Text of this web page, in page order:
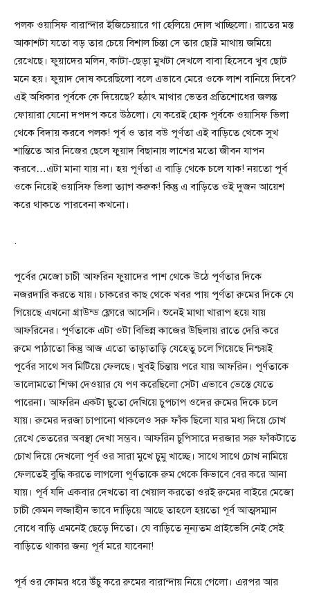
পলক ওয়াসিফ বারান্দার ইজিচেয়ারে গা হেলিয়ে দোল খাচ্ছিলো। রাতের মস্ত
আকাশটা যতো বড় তার চেয়ে বিশাল চিন্তা সে তার ছোট্ট মাথায় জমিয়ে
রেখেছে। ফুয়াদের মলিন, কাটা-ছেড়া মুখটা দেখলে বাবা হিসেবে খুব ছোট
মনে হয়। ফুয়াদ দোষ করেছিলো বলে এভাবে মেরে ওকে লাশ বানিয়ে দিবে?
এই অধিকার পূর্বকে কে দিয়েছে? হঠাৎ মাথার ভেতর প্রতিশোধের জলন্ত
ফোয়ারা যেনো দপদপ করে উঠলো। যে করেই হোক পূর্বকে ওয়াসিফ ভিলা
থেকে বিদায় করবে পলক! পূর্ব ও তার বউ পূর্ণতা এই বাড়িতে থেকে সুখ
শান্তিতে আর নিজের ছেলে ফুয়াদ বিছানায় লাশের মতো জীবন যাপন
করবে…এটা মানা যায় না। হয় পূর্ণতা এ বাড়ি থেকে চলে যাক! নয়তো পূর্ব
ওকে নিয়েই ওয়াসিফ ভিলা ত্যাগ করুক! কিন্তু এ বাড়িতে ওই দুজন আয়েশ
করে থাকতে পারবেনা কখনো।
.
পূর্বের মেজো চাচী আফরিন ফুয়াদের পাশ থেকে উঠে পূর্ণতার দিকে
নজরদারি করতে যায়। চাকরের কাছ থেকে খবর পায় পূর্ণতা রুমের দিকে যে
গিয়েছে এখনো গ্রাউন্ড ফ্লোরে আসেনি। শুনেই মাথা খারাপ হয়ে যায়
আফরিনের। পূর্ণতাকে এটা ওটা বিভিন্ন কাজের উছিলায় রাতে দেরি করে
রুমে পাঠাতো কিন্তু আজ এতো তাড়াতাড়ি যেহেতু চলে গিয়েছে নিশ্চয়ই
পূর্বের সাথে সব মিটিয়ে ফেলছে। খুবই চিন্তায় পরে যায় আফরিন। পূর্ণতাকে
ভালোমতো শিক্ষা দেওয়ার যে পণ করেছিলো সেটা এভাবে ভেস্তে যেতে
পারেনা। আফরিন একটা ছুতো দেখিয়ে চুপচাপ ওদের রুমের দিকে চলে
যায়। রুমের দরজা চাপানো থাকলেও সরু ফাঁক ছিলো যার মধ্য দিয়ে চোখ
রেখে ভেতরের অবস্থা দেখা সম্ভব। আফরিন চুপিসারে দরজার সরু ফাঁকটাতে
চোখ দিয়ে দেখলো পূর্ব ওর সারা মুখে চুমু খাচ্ছে। সাথে সাথে চোখ নামিয়ে
ফেলতেই বুদ্ধি করতে লাগলো পূর্ণতাকে রুম থেকে কিভাবে বের করে আনা
যায়। পূর্ব যদি একবার দেখতো বা খেয়াল করতো ওরই রুমের বাইরে মেজো
চাচী কেমন লজ্জাহীন ভাবে দাড়িয়ে আছে তাহলে হয়তো পূর্ব আত্মসম্মান
বোধে বাড়ি এমনেই ছেড়ে দিতো। যে বাড়িতে নূন্যতম প্রাইভেসি নেই সেই
বাড়িতে থাকার জন্য পূর্ব মরে যাবেনা!
পূর্ব ওর কোমর ধরে উঁচু করে রুমের বারান্দায় নিয়ে গেলো। এরপর আর